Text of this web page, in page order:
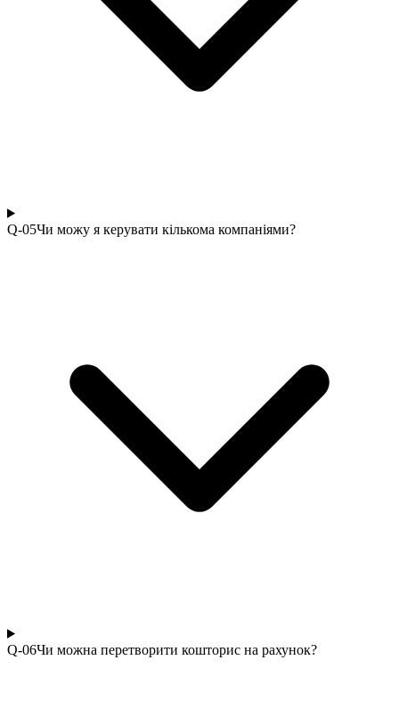
Q-05Чи можу я керувати кількома компаніями?
Q-06Чи можна перетворити кошторис на рахунок?